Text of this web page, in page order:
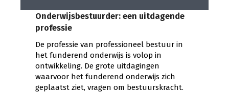
Onderwijsbestuurder: een uitdagende
professie
De professie van professioneel bestuur in
het funderend onderwijs is volop in
ontwikkeling. De grote uitdagingen
waarvoor het funderend onderwijs zich
geplaatst ziet, vragen om bestuurskracht.